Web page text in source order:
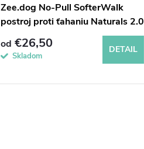
Zee.dog No-Pull SofterWalk
postroj proti ťahaniu Naturals 2.0
Cacao
od €26,50
Skladom
DETAIL